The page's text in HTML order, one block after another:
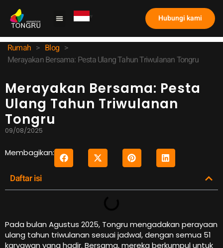
Hubungi kami
Rumah > Blog >
Merayakan Bersama: Pesta Ulang Tahun Triwulanan Tongru
Merayakan Bersama: Pesta
Ulang Tahun Triwulanan
Tongru
09/08/2025
Membagikan:
Daftar isi
Pada bulan Agustus 2025, Tongru mengadakan perayaan
ulang tahun triwulanan sesuai jadwal, dengan semua 51
karyawan yang hadir. Bersama, mereka berkumpul untuk